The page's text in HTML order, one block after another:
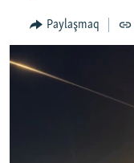
VİDEO
SÜRET
BLOGLAR
Paylaşmaq